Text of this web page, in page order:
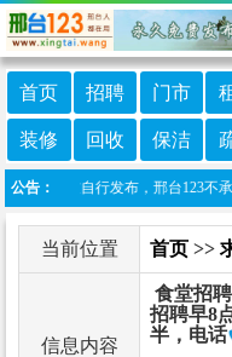
首页 招聘 门市
装修 回收 保洁
公告：
息由网友自行发布，邢台123不承
当前位置 首页 >>
信息内容
食堂招
招聘早8
半，电话